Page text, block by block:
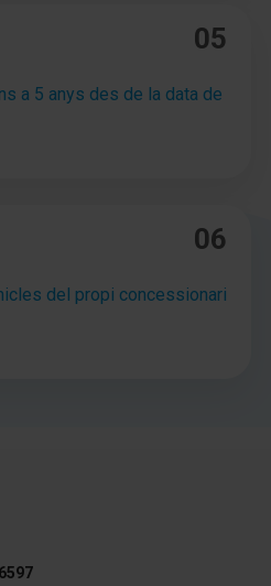
delante
compartimento de
de frenada
en ciudad
(Volante) regulable
05
a 5 anys des de la data de
06
del propi concessionari